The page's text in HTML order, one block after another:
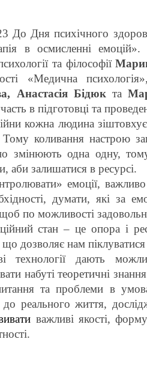
До Дня психічного
в осмисленні
та філософії
«Медична
Анастасія Бідюк та
в підготовці та
кожна людина
Тому коливання настрою
змінюють одна одну,
аби залишатися в ресурсі.
емоції,
думати, які за
по можливості
стан – це опора і
що дозволяє нам
технології дають
набуті теоретичні
та проблеми в
до реального життя,
важливі якості,